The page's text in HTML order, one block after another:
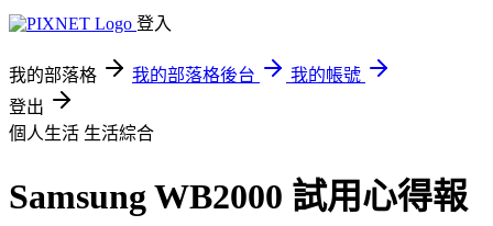
登入
我的部落格 我的部落格後台
我的帳號
登出
個人生活 生活綜合
Samsung WB2000 試用心得報